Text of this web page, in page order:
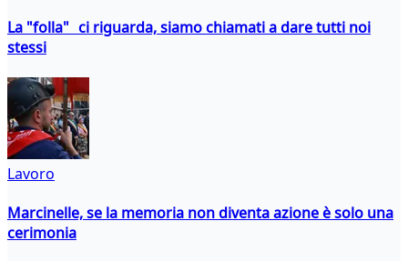
La "folla" ci riguarda, siamo chiamati a dare tutti noi
stessi
Lavoro
Marcinelle, se la memoria non diventa azione è solo una
cerimonia